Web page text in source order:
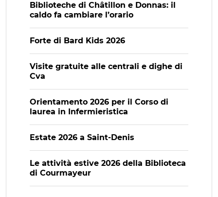
Biblioteche di Châtillon e Donnas: il
caldo fa cambiare l’orario
Forte di Bard Kids 2026
Visite gratuite alle centrali e dighe di
Cva
Orientamento 2026 per il Corso di
laurea in Infermieristica
Estate 2026 a Saint-Denis
Le attività estive 2026 della Biblioteca
di Courmayeur